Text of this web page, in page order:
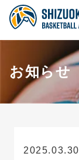
お知らせ
2025.03.30